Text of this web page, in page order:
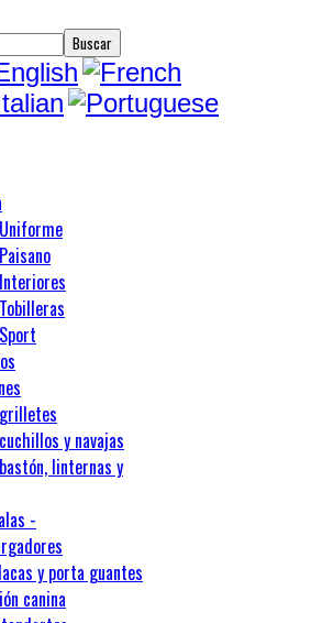
y navajas
linternas y
-
y porta guantes
canina